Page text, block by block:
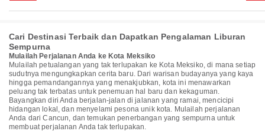
Cari Destinasi Terbaik dan Dapatkan Pengalaman Liburan
Sempurna
Mulailah Perjalanan Anda ke Kota Meksiko
Mulailah petualangan yang tak terlupakan ke Kota Meksiko, di mana setiap
sudutnya mengungkapkan cerita baru. Dari warisan budayanya yang kaya
hingga pemandangannya yang menakjubkan, kota ini menawarkan
peluang tak terbatas untuk penemuan hal baru dan kekaguman.
Bayangkan diri Anda berjalan-jalan di jalanan yang ramai, mencicipi
hidangan lokal, dan menyelami pesona unik kota. Mulailah perjalanan
Anda dari Cancun, dan temukan penerbangan yang sempurna untuk
membuat perjalanan Anda tak terlupakan.